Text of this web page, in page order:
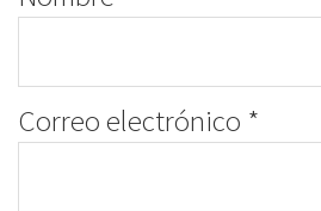
Correo electrónico *